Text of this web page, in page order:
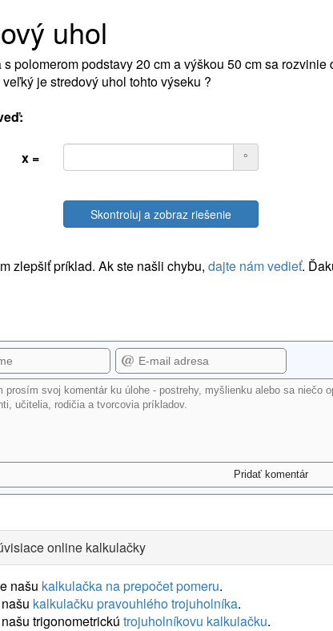
uhol
s polomerom podstavy 20 cm a výškou 50 cm sa rozvinie
je stredový uhol tohto výseku ?
x = °
Skontroluj a zobraz riešenie
zlepšiť príklad. Ak ste našli chybu, dajte nám vedieť.
online kalkulačky
našu kalkulačka na prepočet pomeru.
kalkulačku pravouhlého trojuholníka.
trigonometrickú trojuholníkovu kalkulačku.